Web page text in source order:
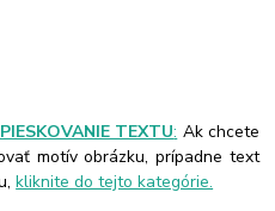
TEXTU: Ak chcete
motív obrázku, prípadne text
kliknite do tejto kategórie.